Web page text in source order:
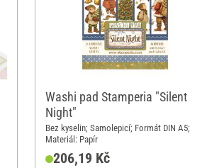
Washi pad Stamperia "Silent
Night"
Bez kyselin; Samolepicí; Formát DIN A5;
Materiál: Papír
206,19 Kč